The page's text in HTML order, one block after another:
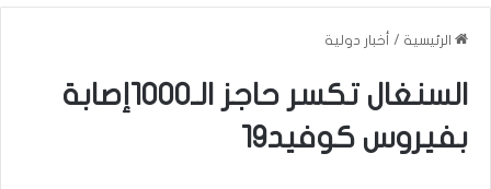
الرئيسية / أخبار دولية
السنغال تكسر حاجز الـ1000إصابة
بفيروس كوفيد19